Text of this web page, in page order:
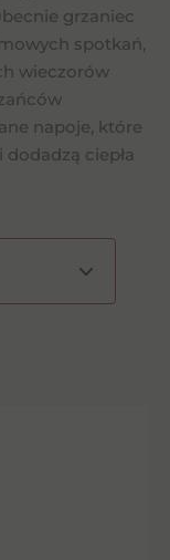
grzaniec
spotkań,
wieczorów
napoje, które
ciepła